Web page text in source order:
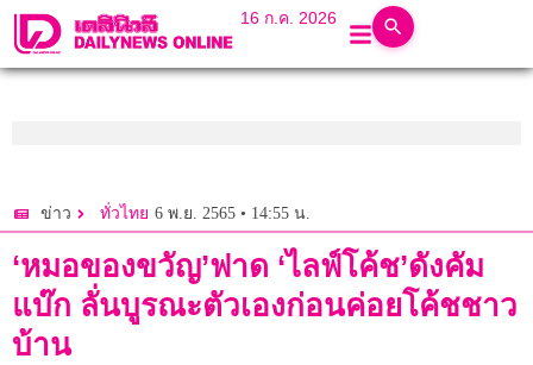
16 ก.ค. 2026
ข่าว ทั่วไทย 6 พ.ย. 2565 • 14:55 น.
‘หมอของขวัญ’ฟาด ‘ไลฟ์โค้ช’ดังคัม
แบ๊ก ลั่นบูรณะตัวเองก่อนค่อยโค้ชชาว
บ้าน